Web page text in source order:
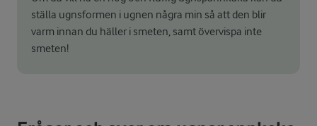
ställa ugnsformen i ugnen några min så att den blir
varm innan du häller i smeten, samt övervispa inte
smeten!